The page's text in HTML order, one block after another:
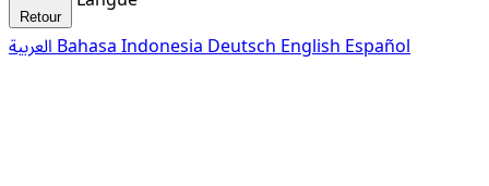
Retour
Bahasa Indonesia Deutsch English Español